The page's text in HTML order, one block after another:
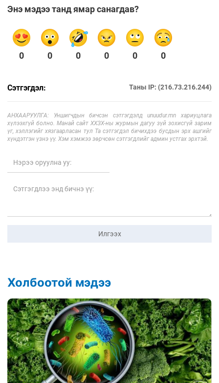
Энэ мэдээ танд ямар санагдав?
0 0 0 0 0 0
Сэтгэгдэл: Таны IP: (216.73.216.244)
АНХААРУУЛГА: Уншигчдын бичсэн сэтгэгдэлд unuudur.mn хариуцлага
хүлээхгүй болно. Манай сайт ХХЗХ-ны журмын дагуу зүй зохисгүй зарим
үг, хэллэгийг хязгаарласан тул Та сэтгэгдэл бичихдээ бусдын эрх ашгийг
хүндэтгэн үзнэ үү. Хэм хэмжээ зөрчсөн сэтгэгдлийг админ устгах эрхтэй.
Илгээх
Холбоотой мэдээ